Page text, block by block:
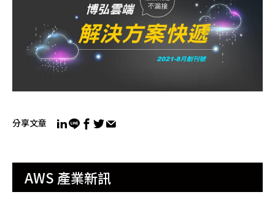
分享文章
AWS 產業新訊